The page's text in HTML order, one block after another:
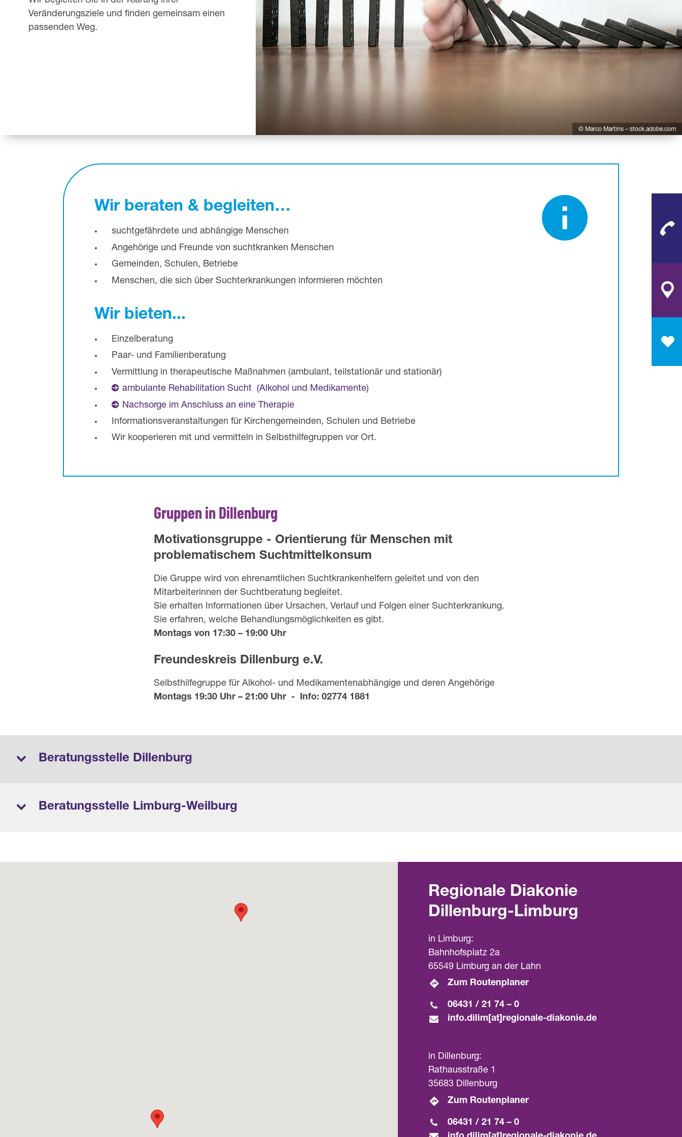
Veränderungsziele und finden gemeinsam einen
passenden Weg.
© Marco Martins – stock.adobe.com
Wir beraten & begleiten…
suchtgefährdete und abhängige Menschen
Angehörige und Freunde von suchtkranken Menschen
Gemeinden, Schulen, Betriebe
Menschen, die sich über Suchterkrankungen informieren möchten
Wir bieten...
Einzelberatung
Paar- und Familienberatung
Vermittlung in therapeutische Maßnahmen (ambulant, teilstationär und stationär)
ambulante Rehabilitation Sucht (Alkohol und Medikamente)
Nachsorge im Anschluss an eine Therapie
Informationsveranstaltungen für Kirchengemeinden, Schulen und Betriebe
Wir kooperieren mit und vermitteln in Selbsthilfegruppen vor Ort.
Gruppen in Dillenburg
Motivationsgruppe - Orientierung für Menschen mit
problematischem Suchtmittelkonsum
Die Gruppe wird von ehrenamtlichen Suchtkrankenhelfern geleitet und von den
Mitarbeiterinnen der Suchtberatung begleitet.
Sie erhalten Informationen über Ursachen, Verlauf und Folgen einer Suchterkrankung.
Sie erfahren, welche Behandlungsmöglichkeiten es gibt.
Montags von 17:30 – 19:00 Uhr
Freundeskreis Dillenburg e.V.
Selbsthilfegruppe für Alkohol- und Medikamentenabhängige und deren Angehörige
Montags 19:30 Uhr – 21:00 Uhr - Info: 02774 1881
Beratungsstelle Dillenburg
Beratungsstelle Limburg-Weilburg
Regionale Diakonie
Dillenburg-Limburg
in Limburg:
Bahnhofsplatz 2a
65549 Limburg an der Lahn
Zum Routenplaner
06431 / 21 74 – 0
info.dilim[at]­regionale-diakonie.de
in Dillenburg:
Rathausstraße 1
35683 Dillenburg
Zum Routenplaner
06431 / 21 74 – 0